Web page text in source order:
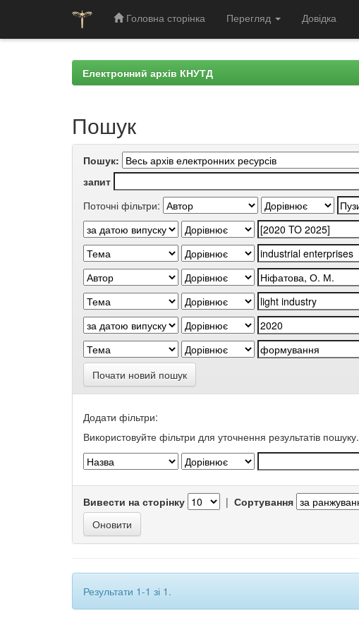
Головна сторінка Перегляд Довідка
Електронний архів КНУТД
Пошук
Пошук:
запит
Поточні фільтри:
Почати новий пошук
Додати фільтри:
Використовуйте фільтри для уточнення результатів пошуку.
Вивести на сторінку | Сортування
Результати 1-1 зі 1.